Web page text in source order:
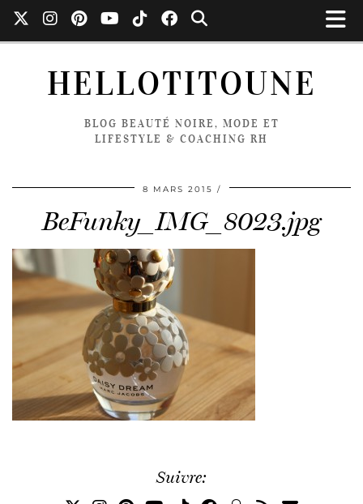
HELLOTITOUNE
BLOG BEAUTÉ NOIRE, MODE ET
LIFESTYLE & COACHING RH
8 MARS 2015
BeFunky_IMG_8023.jpg
Suivre: